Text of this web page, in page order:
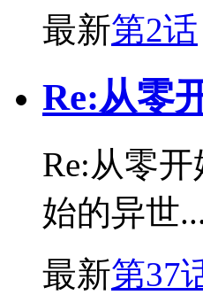
最新第2话
Re:从零
Re:从零
始的异世
最新第37